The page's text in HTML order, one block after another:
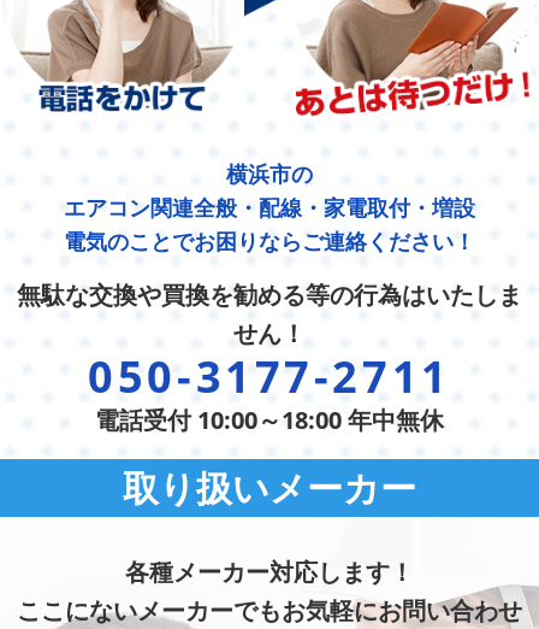
横浜市の
エアコン関連全般・配線・家電取付・増設
電気のことでお困りならご連絡ください！
無駄な交換や買換を勧める等の行為はいたしま
せん！
050-3177-2711
電話受付 10:00～18:00 年中無休
取り扱いメーカー
各種メーカー対応します！
ここにないメーカーでもお気軽にお問い合わせ